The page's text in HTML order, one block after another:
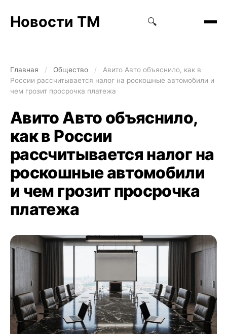
Новости ТМ 🔍
Главная / Общество /
Авито Авто объяснило, как в
России рассчитывается налог на роскошные автомобили и
чем грозит просрочка платежа
Авито Авто объяснило,
как в России
рассчитывается налог на
роскошные автомобили
и чем грозит просрочка
платежа